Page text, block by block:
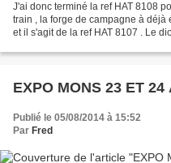
J'ai donc terminé la ref HAT 8108
train , la forge de campagne à
et il s'agit de la ref HAT 8107 . Le
EXPO MONS 23 ET 24
Publié le 05/08/2014 à 15:52
Par Fred